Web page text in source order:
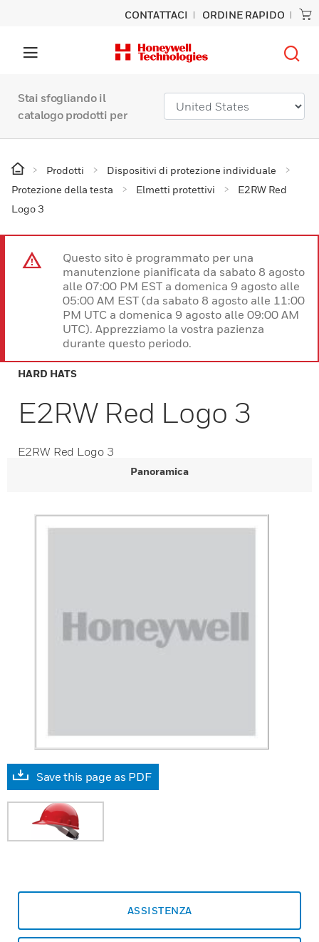
CONTATTACI ORDINE RAPIDO
Stai sfogliando il
catalogo prodotti per
Prodotti
Dispositivi di protezione individuale
Protezione della testa
Elmetti protettivi
E2RW Red
Logo 3
Questo sito è programmato per una
manutenzione pianificata da sabato 8 agosto
alle 07:00 PM EST a domenica 9 agosto alle
05:00 AM EST (da sabato 8 agosto alle 11:00
PM UTC a domenica 9 agosto alle 09:00 AM
UTC). Apprezziamo la vostra pazienza
durante questo periodo.
HARD HATS
E2RW Red Logo 3
E2RW Red Logo 3
Panoramica
Save this page as PDF
ASSISTENZA